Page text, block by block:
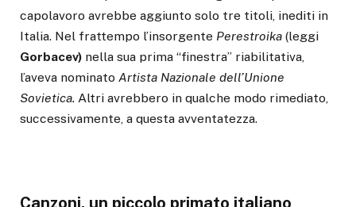
capolavoro avrebbe aggiunto solo tre titoli, inediti in
Italia. Nel frattempo l’insorgente Perestroika (leggi
Gorbacev) nella sua prima “finestra” riabilitativa,
l’aveva nominato Artista Nazionale dell’Unione
Sovietica. Altri avrebbero in qualche modo rimediato,
successivamente, a questa avventatezza.
Canzoni, un piccolo primato italiano